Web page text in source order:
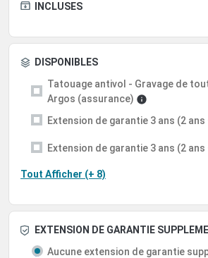
INCLUSES
DISPONIBLES
Tatouage antivol - Gravage de
Argos (assurance)
Extension de garantie 3 ans (2
Extension de garantie 3 ans (2
Tout Afficher (+ 8)
EXTENSION DE GARANTIE
Aucune extension de garantie